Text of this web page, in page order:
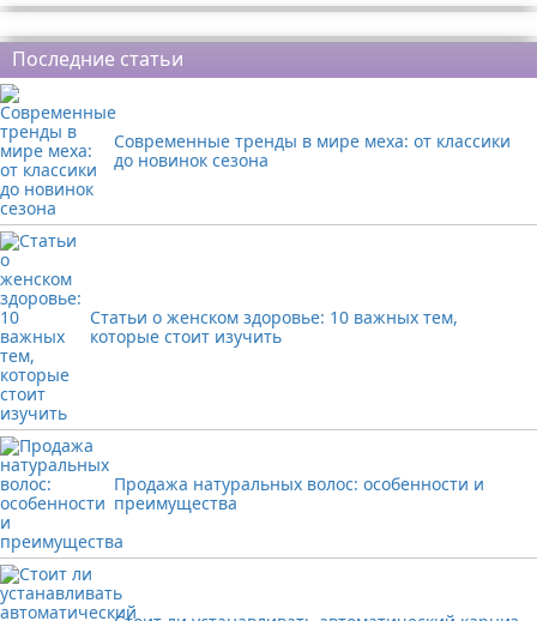
Последние статьи
Современные тренды в мире меха: от классики
до новинок сезона
Статьи о женском здоровье: 10 важных тем,
которые стоит изучить
Продажа натуральных волос: особенности и
преимущества